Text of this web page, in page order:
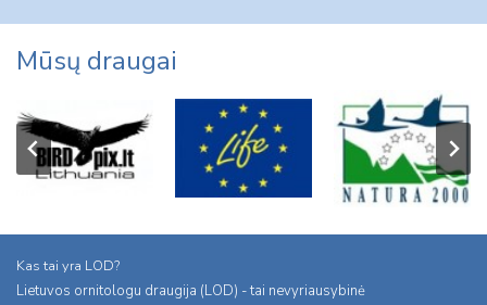
Mūsų draugai
Kas tai yra LOD?
Lietuvos ornitologu draugija (LOD) - tai nevyriausybinė